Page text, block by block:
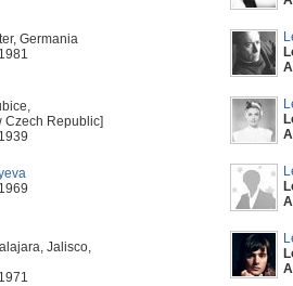
Germania
Czech Republic]
Jalisco,